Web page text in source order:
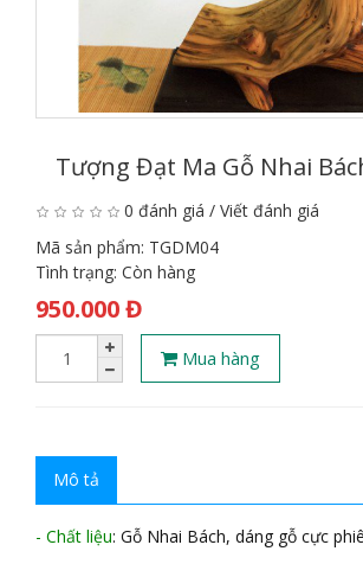
Tượng Đạt Ma Gỗ Nhai
0 đánh giá / Viết đánh giá
Mã sản phẩm: TGDM04
Tình trạng: Còn hàng
950.000 Đ
Mua hàng
Mô tả
- Chất liệu: Gỗ Nhai Bách, dáng gỗ cực